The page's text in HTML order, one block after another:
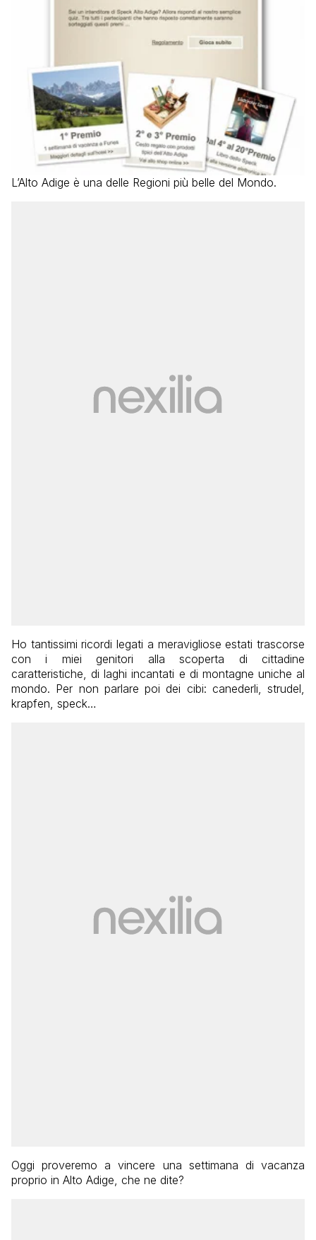
L’Alto Adige è una delle Regioni più belle del Mondo.
Ho tantissimi ricordi legati a meravigliose estati trascorse
con i miei genitori alla scoperta di cittadine
caratteristiche, di laghi incantati e di montagne uniche al
mondo. Per non parlare poi dei cibi: canederli, strudel,
krapfen, speck…
Oggi proveremo a vincere una settimana di vacanza
proprio in Alto Adige, che ne dite?